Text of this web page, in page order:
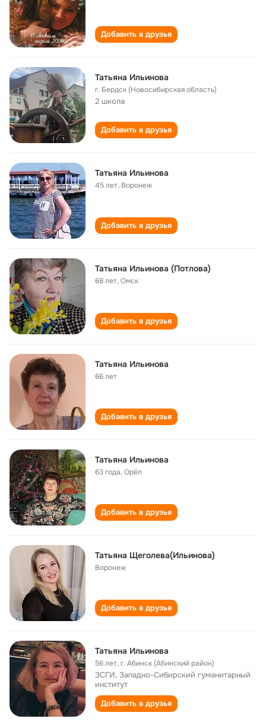
Добавить в друзья
Татьяна Ильинова
г. Бердск (Новосибирская область)
2 школа
Добавить в друзья
Татьяна Ильинова
45 лет, Воронеж
Добавить в друзья
Татьяна Ильинова (Потлова)
68 лет,Омск
Добавить в друзья
Татьяна Ильинова
66 лет
Добавить в друзья
Татьяна Ильинова
63 года,Орёл
Добавить в друзья
Татьяна Щеголева(Ильинова)
Воронеж
Добавить в друзья
Татьяна Ильинова
56 лет,г. Абинск (Абинский район)
ЗСГИ, Западно-Сибирский гуманитарный
институт
Добавить в друзья